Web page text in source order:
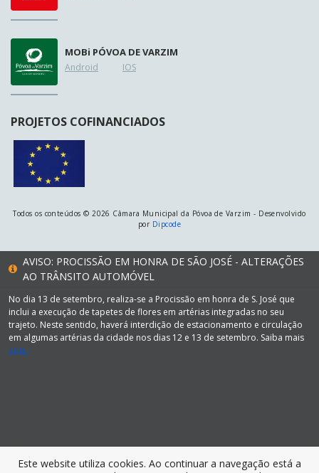
MOBi PÓVOA DE VARZIM
Android IOS
PROJETOS COFINANCIADOS
Todos os conteúdos © 2026 Câmara Municipal da Póvoa de Varzim - Desenvolvido
por Dipcode
AVISO: PROCISSÃO EM HONRA DE SÃO JOSÉ - ALTERAÇÕES
AO TRÂNSITO AUTOMÓVEL
No dia 13 de setembro, realiza-se a Procissão em honra de S. José que
inclui a execução de tapetes de flores em artérias integradas no seu
trajeto. Neste sentido, haverá interdição de estacionamento e circulação
em algumas artérias da cidade nos dias 12 e 13 de setembro. Saiba mais
aqui.
Este website utiliza cookies. Ao continuar a navegação está a